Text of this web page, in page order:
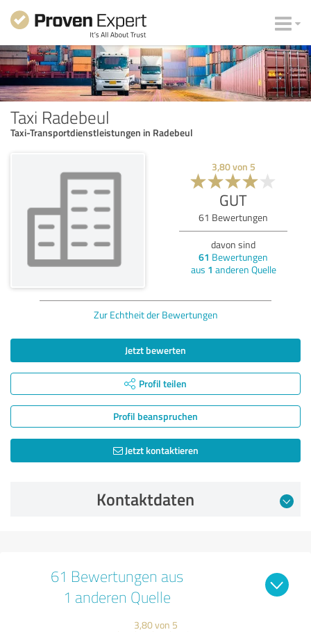
Taxi Radebeul
Taxi-Transportdienstleistungen in Radebeul
3,80von 5
GUT
61 Bewertungen
davon sind
61 Bewertungen
aus 1 anderen Quelle
Zur Echtheit der Bewertungen
Jetzt bewerten
Profil teilen
Profil beanspruchen
Jetzt kontaktieren
Kontaktdaten
61 Bewertungen aus
1 anderen Quelle
3,80 von 5